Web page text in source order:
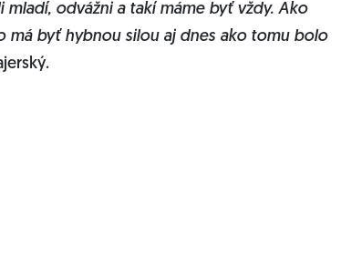
odvážni a takí máme byť vždy. Ako
má byť hybnou silou aj dnes ako tomu bolo